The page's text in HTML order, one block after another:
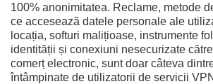
100% anonimitatea. Reclame, metode
ce accesează datele personale ale
locația, softuri malițioase, instrumente
identității și conexiuni nesecurizate
comerț electronic, sunt doar câteva
întâmpinate de utilizatorii de servicii